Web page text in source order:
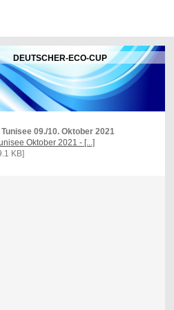
DEUTSCHER-ECO-CUP
09./10. Oktober 2021
Oktober 2021 - [...]
KB]